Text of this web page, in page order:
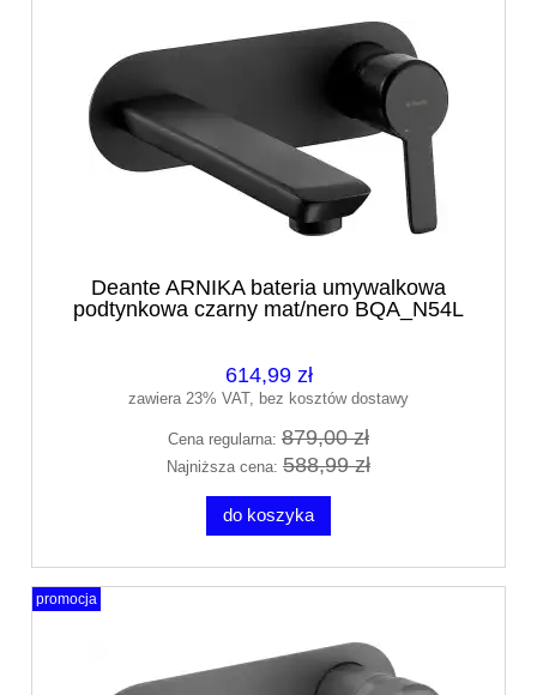
Deante ARNIKA bateria umywalkowa
podtynkowa czarny mat/nero BQA_N54L
614,99 zł
zawiera 23% VAT, bez kosztów dostawy
Cena regularna: 879,00 zł
Najniższa cena: 588,99 zł
do koszyka
promocja